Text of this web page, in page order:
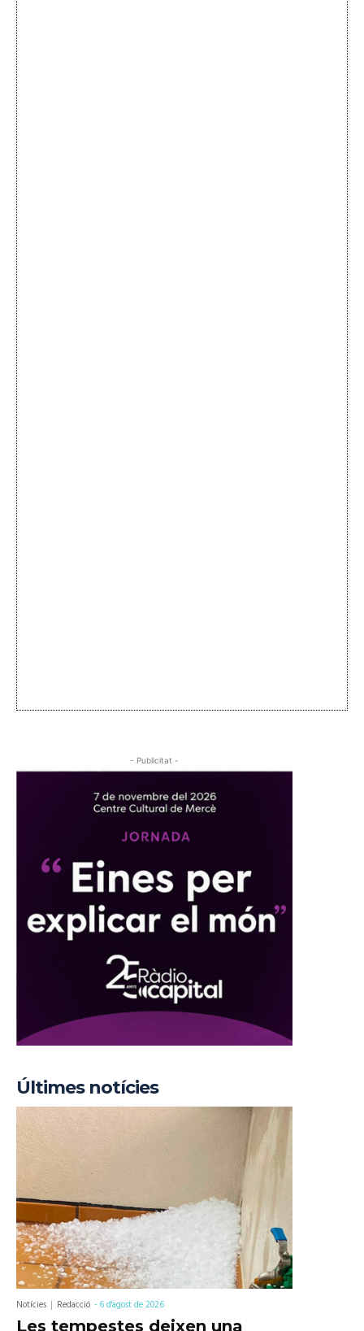
- Publicitat -
Últimes notícies
Notícies Redacció -6 d'agost de 2026
Les tempestes deixen una